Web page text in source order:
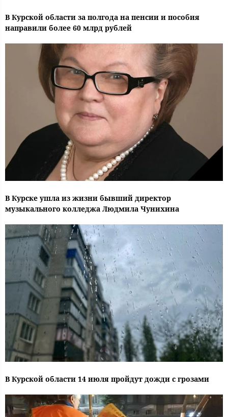
В Курской области за полгода на пенсии и пособия
направили более 60 млрд рублей
В Курске ушла из жизни бывший директор
музыкального колледжа Людмила Чунихина
В Курской области 14 июля пройдут дожди с грозами